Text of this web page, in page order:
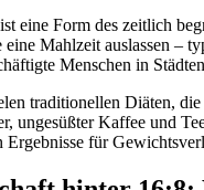
eine Form des zeitlich
Mahlzeit auslassen –
Menschen in
traditionellen Diäten,
ungesüßter Kaffee und
Ergebnisse für